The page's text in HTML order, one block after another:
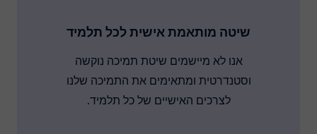
שיטה מותאמת אישית לכל תלמיד
אנו לא מיישמים שיטת תמיכה נוקשה
וסטנדרטית ומתאימים את התמיכה שלנו
לצרכים האישיים של כל תלמיד.